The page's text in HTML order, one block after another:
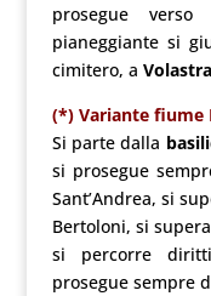
prosegue
pianeggiante si
cimitero, a
(*) Variante fiume
Si parte dalla
si prosegue
Sant’Andrea, si
Bertoloni, si
si percorre
prosegue sempre